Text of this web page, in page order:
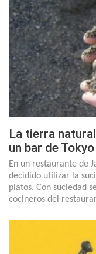
La tierra
un bar de Tokyo
En un restaurante de
decidido utilizar la
platos. Con suciedad
cocineros del